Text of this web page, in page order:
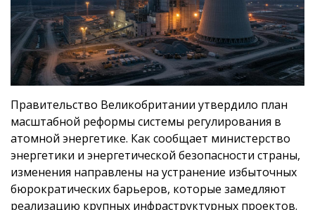
Правительство Великобритании утвердило план
масштабной реформы системы регулирования в
атомной энергетике. Как сообщает министерство
энергетики и энергетической безопасности страны,
изменения направлены на устранение избыточных
бюрократических барьеров, которые замедляют
реализацию крупных инфраструктурных проектов.